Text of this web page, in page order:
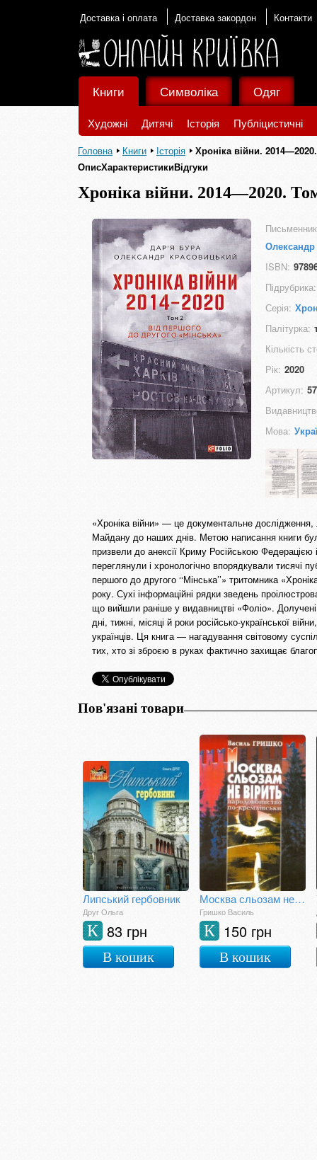
Доставка і оплата Доставка закордон Контакти
Книги
Художні Дитячі Історія Публіцистичні
Символіка Одяг
Головна Книги Історія
Хроніка війни.
ОписХарактеристикиВідгуки
Хроніка війни. 2014—2020.
Олександр
ISBN:
Підрубрика:
Серія:
Палітурка:
Кількість
Рік: 2020
Артикул:
Мова:
«Хроніка війни» — це документальне дослідження,
Майдану до наших днів. Метою написання книги
призвели до анексії Криму Російською Федерацією
переглянули і хронологічно впорядкували тисячі
першого до другого ‘‘Мінська’’» тритомника
року. Сухі інформаційні рядки зведень
що вийшли раніше у видавництві «Фоліо».
дні, тижні, місяці й роки російсько-української
українців. Ця книга — нагадування світовому
тих, хто зі зброєю в руках фактично захищає
Пов'язані товари
Липський гербовник
Друг Ольга
83 грн
К
В кошик
Москва сльозам не вірить (голодомор в Україні)
Гришко Василь
150 грн
К
В кошик